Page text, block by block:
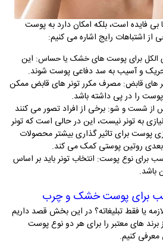
بی فایده است، بلکه امکان دارد به پوست
از اشتباهات رایج اشاره می کنیم:
الکل برای پوست های خشک یا حساس: این
و آسیب به سد دفاعی پوست شوند.
های قابض: مصرف مکرر تونر های قابض ممکن
را در پی داشته باشد.
پس از شست و شو: برخی از افراد تصور می کنند
به تونر نیست، این در حالی است که تونر
پوست برای تاثیر گذاری بیشتر محصولات
بعدی روتین پوستی کمک می کند.
برای نوع پوست: انتخاب تونر باید بر اساس
باشد.
برای پوست خشک و چرب
یا فقط تبلیغاته؟ در این بخش قصد داریم
های معتبر را برای هر دو نوع پوست
کنیم.